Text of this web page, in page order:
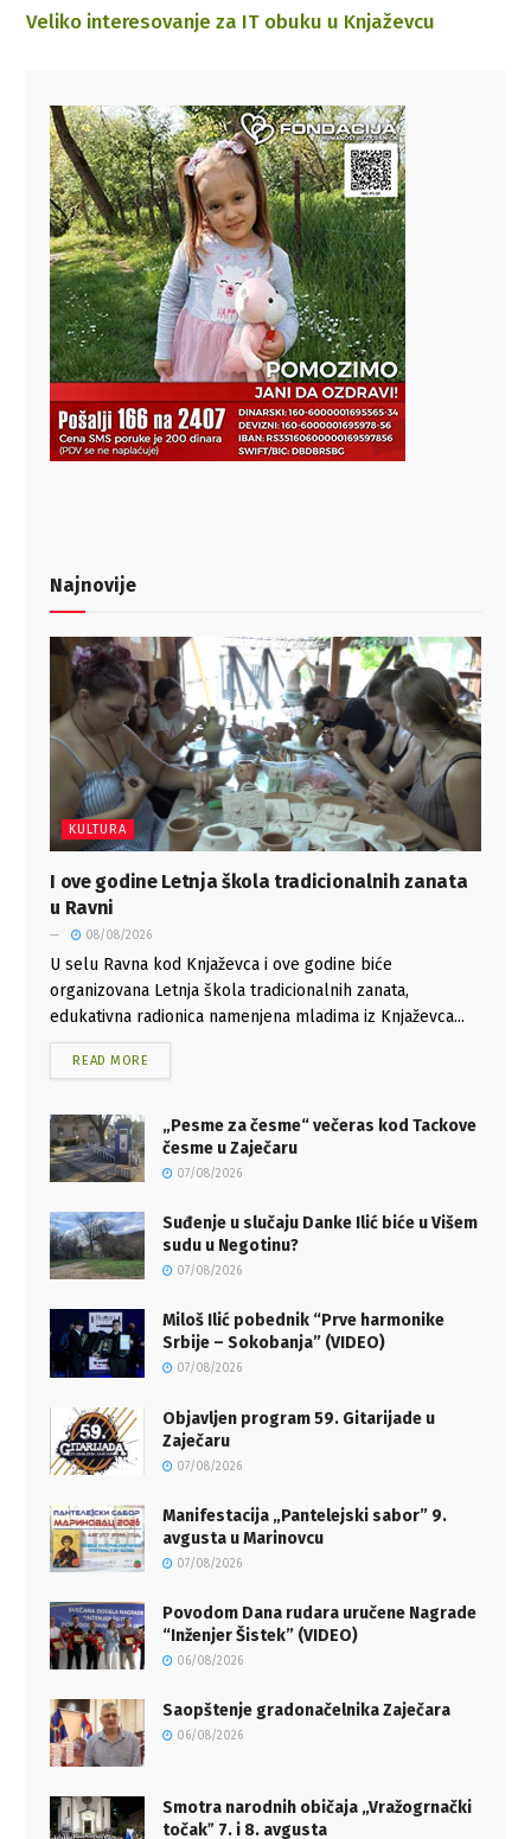
Veliko interesovanje za IT obuku u Knjaževcu
Najnovije
KULTURA
I ove godine Letnja škola tradicionalnih zanata
u Ravni
08/08/2026
U selu Ravna kod Knjaževca i ove godine biće
organizovana Letnja škola tradicionalnih zanata,
edukativna radionica namenjena mladima iz Knjaževca...
READ MORE
„Pesme za česme“ večeras kod Tackove
česme u Zaječaru
07/08/2026
Suđenje u slučaju Danke Ilić biće u Višem
sudu u Negotinu?
07/08/2026
Miloš Ilić pobednik “Prve harmonike
Srbije – Sokobanja” (VIDEO)
07/08/2026
Objavljen program 59. Gitarijade u
Zaječaru
07/08/2026
Manifestacija „Pantelejski sabor” 9.
avgusta u Marinovcu
07/08/2026
Povodom Dana rudara uručene Nagrade
“Inženjer Šistek” (VIDEO)
06/08/2026
Saopštenje gradonačelnika Zaječara
06/08/2026
Smotra narodnih običaja „Vražogrnački
točakˮ 7. i 8. avgusta